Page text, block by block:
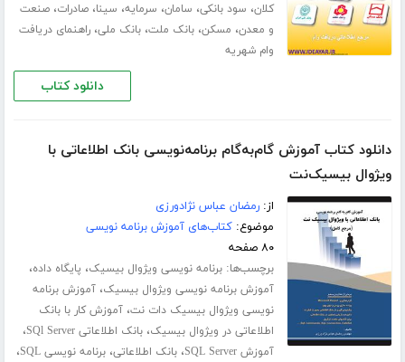
کلان، سود بانکی، سامان، سرمایه، سینا،صادرات،صنعت
و معدن، مسکن،بانک ملت،بانک ملی،راهنمای دریافت
وام شهریه
دانلود کتاب
دانلود کتاب آموزش گام‌به‌گام برنامه‌نویسی بانک اطلاعاتی با
ویژوال بیسیک‌نت
از:رمضان عباس نژادورزی
موضوع:کتاب‌های آموزش برنامه نویسی
۸۰ صفحه
برچسب‌ها:برنامه نویسی ویژوال بیسیک، پایگاه داده،
آموزش برنامه نویسی ویژوال بیسیک،آموزش برنامه
نویسی ویژوال بیسیک دات نت،آموزش کار با بانک
اطلاعاتی در ویژوال بیسیک،بانک اطلاعاتی SQl Server ،
آموزش SQL Server ،بانک اطلاعاتی،برنامه نویسی SQL ،